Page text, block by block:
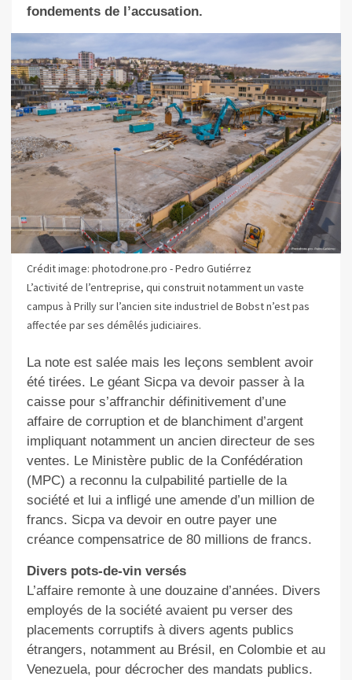
fondements de l’accusation.
Crédit image: photodrone.pro - Pedro Gutiérrez
L’activité de l’entreprise, qui construit notamment un vaste
campus à Prilly sur l’ancien site industriel de Bobst n’est pas
affectée par ses démêlés judiciaires.
La note est salée mais les leçons semblent avoir
été tirées. Le géant Sicpa va devoir passer à la
caisse pour s’affranchir définitivement d’une
affaire de corruption et de blanchiment d’argent
impliquant notamment un ancien directeur de ses
ventes. Le Ministère public de la Confédération
(MPC) a reconnu la culpabilité partielle de la
société et lui a infligé une amende d’un million de
francs. Sicpa va devoir en outre payer une
créance compensatrice de 80 millions de francs.
Divers pots-de-vin versés
L’affaire remonte à une douzaine d’années. Divers
employés de la société avaient pu verser des
placements corruptifs à divers agents publics
étrangers, notamment au Brésil, en Colombie et au
Venezuela, pour décrocher des mandats publics.